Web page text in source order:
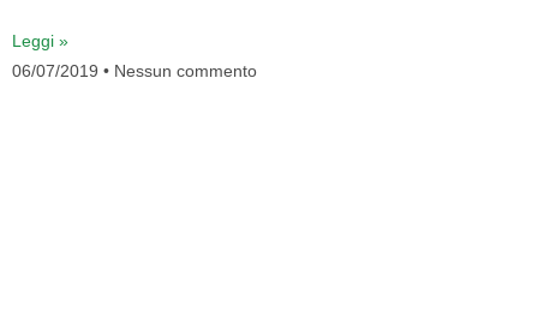
Leggi »
06/07/2019
Nessun commento